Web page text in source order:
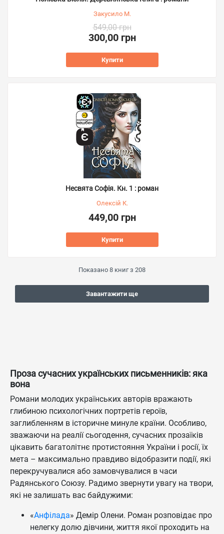
Закусило М.
549,00 грн
300,00 грн
Купити
Несвята Софія. Кн. 1 : роман
Олексій К.
449,00 грн
Купити
Показано 8 книг з 208
Завантажити ще
Проза сучасних українських письменників: яка
вона
Романи молодих українських авторів вражають
глибиною психологічних портретів героїв,
заглибленням в історичне минуле країни. Особливо,
зважаючи на реалії сьогодення, сучасних прозаїків
цікавить багатолітнє протистояння України і росії, їх
мета – максимально правдиво відобразити події, які
перекручувалися або замовчувалися в часи
Радянського Союзу. Радимо звернути увагу на твори,
які не залишать вас байдужими:
«Анфілада» Демір Олени. Роман розповідає про
нелегку долю дівчини, життя якої проходить на